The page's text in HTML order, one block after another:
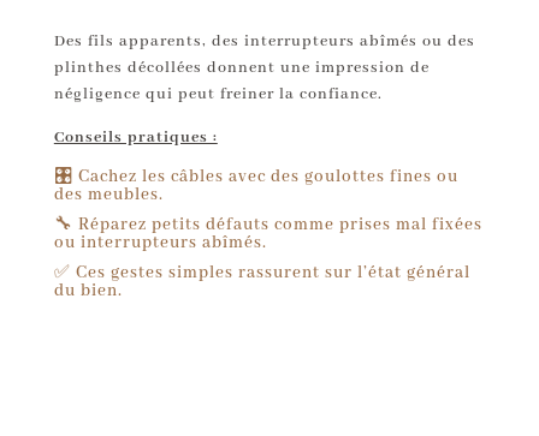
Des fils apparents, des interrupteurs abîmés ou des
plinthes décollées donnent une impression de
négligence qui peut freiner la confiance.
Conseils pratiques :
🎛 Cachez les câbles avec des goulottes fines ou
des meubles.
🔧 Réparez petits défauts comme prises mal fixées
ou interrupteurs abîmés.
✅ Ces gestes simples rassurent sur l’état général
du bien.